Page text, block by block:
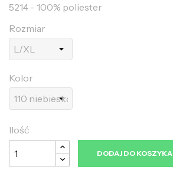
5214 - 100% poliester
Rozmiar
Kolor
Ilość
DODAJ DO KOSZYKA